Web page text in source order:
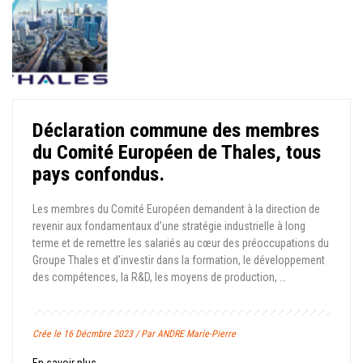
Déclaration commune des membres
du Comité Européen de Thales, tous
pays confondus.
Les membres du Comité Européen demandent à la direction de
revenir aux fondamentaux d’une stratégie industrielle à long
terme et de remettre les salariés au cœur des préoccupations du
Groupe Thales et d’investir dans la formation, le développement
des compétences, la R&D, les moyens de production, …
Crée le 16 Décmbre 2023 / Par ANDRE Marie-Pierre